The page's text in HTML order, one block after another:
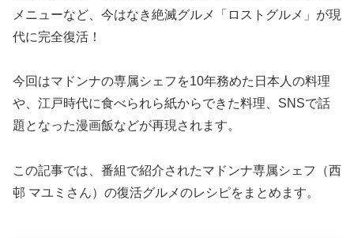
メニューなど、今はなき絶滅グルメ「ロストグルメ」が現
代に完全復活！
今回はマドンナの専属シェフを10年務めた日本人の料理
や、江戸時代に食べられら紙からできた料理、SNSで話
題となった漫画飯などが再現されます。
この記事では、番組で紹介されたマドンナ専属シェフ（西
邨 マユミさん）の復活グルメのレシピをまとめます。